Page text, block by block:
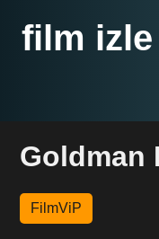
film
Goldman
FilmViP